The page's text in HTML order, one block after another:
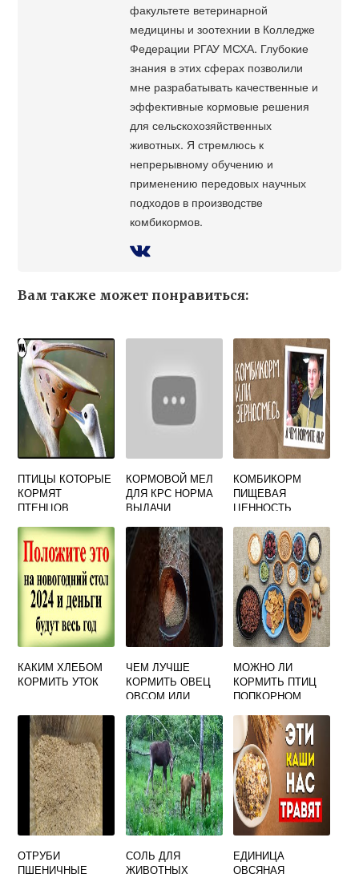
факультете ветеринарной
медицины и зоотехнии в Колледже
Федерации РГАУ МСХА. Глубокие
знания в этих сферах позволили
мне разрабатывать качественные и
эффективные кормовые решения
для сельскохозяйственных
животных. Я стремлюсь к
непрерывному обучению и
применению передовых научных
подходов в производстве
комбикормов.
Вам также может понравиться:
ПТИЦЫ КОТОРЫЕ
КОРМЯТ
ПТЕНЦОВ
КОРМОВОЙ МЕЛ
ДЛЯ КРС НОРМА
ВЫДАЧИ
КОМБИКОРМ
ПИЩЕВАЯ
ЦЕННОСТЬ
КАКИМ ХЛЕБОМ
КОРМИТЬ УТОК
ЧЕМ ЛУЧШЕ
КОРМИТЬ ОВЕЦ
ОВСОМ ИЛИ
МОЖНО ЛИ
КОРМИТЬ ПТИЦ
ПОПКОРНОМ
ОТРУБИ
ПШЕНИЧНЫЕ
СОЛЬ ДЛЯ
ЖИВОТНЫХ
ЕДИНИЦА
ОВСЯНАЯ